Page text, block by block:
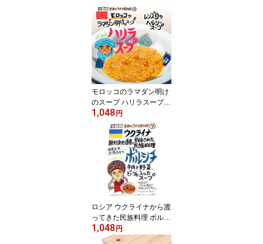
モロッコのラマダン明け
のスープ ハリラスープ
（200g/1人前）レトルト
食品 スープ 世界のごち
そう博物館 保存食 SDGs
おうち時間充実 キャンプ
飯 旅行気分 海外旅行 世
界旅行
1,048 円
ロシア ウクライナから渡
ってきた民族料理 ボルシ
チ（200g/1人前）レトル
ト 食品 スープ 世界のご
1,048 円